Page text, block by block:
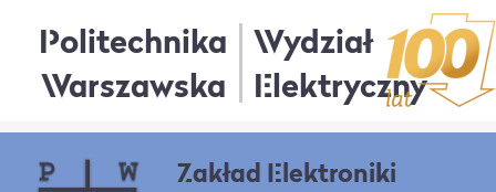
Politechnika
Warszawska
Wydział
Elektryczny
Zakład Elektroniki